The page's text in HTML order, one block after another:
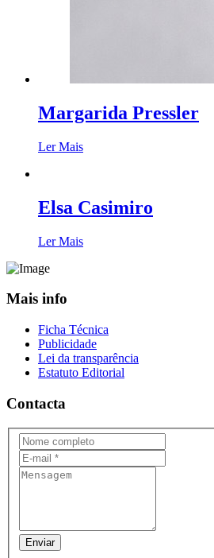
Margarida Pressler
Ler Mais
Elsa Casimiro
Ler Mais
Mais info
Ficha Técnica
Publicidade
Lei da transparência
Estatuto Editorial
Contacta
Enviar